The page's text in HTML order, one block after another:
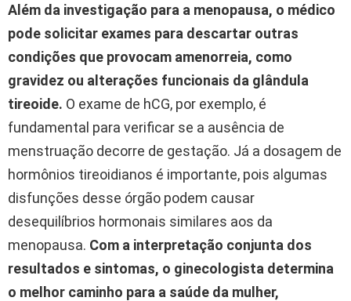
Além da investigação para a menopausa, o médico
pode solicitar exames para descartar outras
condições que provocam amenorreia, como
gravidez ou alterações funcionais da glândula
tireoide. O exame de hCG, por exemplo, é
fundamental para verificar se a ausência de
menstruação decorre de gestação. Já a dosagem de
hormônios tireoidianos é importante, pois algumas
disfunções desse órgão podem causar
desequilíbrios hormonais similares aos da
menopausa. Com a interpretação conjunta dos
resultados e sintomas, o ginecologista determina
o melhor caminho para a saúde da mulher,